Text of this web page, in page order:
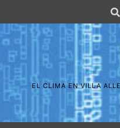
SI SU AVISO ESTA
EL CLIMA EN VILLA